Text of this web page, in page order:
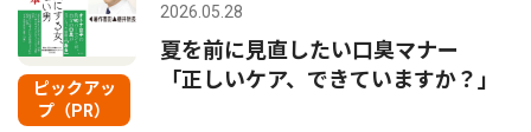
ピックアッ
プ（PR）
2026.05.28
夏を前に見直したい口臭マナー
「正しいケア、できていますか？」